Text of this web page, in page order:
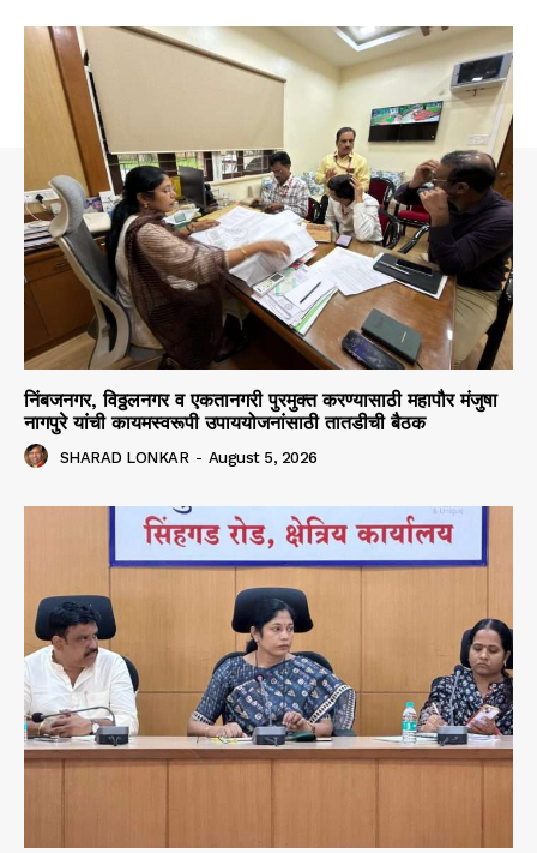
निंबजनगर, विठ्ठलनगर व एकतानगरी पुरमुक्त करण्यासाठी महापौर मंजुषा
नागपुरे यांची कायमस्वरूपी उपाययोजनांसाठी तातडीची बैठक
SHARAD LONKAR - August 5, 2026